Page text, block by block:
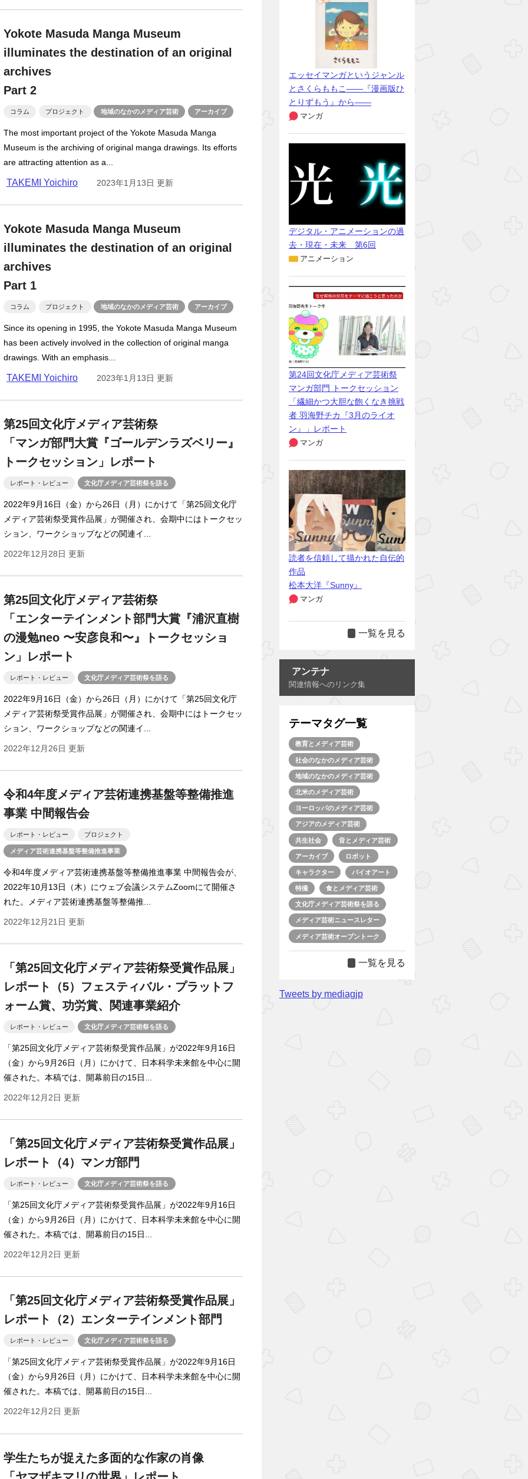
Yokote Masuda Manga Museum
illuminates the destination of an original
archives
Part 2
コラム プロジェクト 地域のなかのメディア芸術 アーカイブ
The most important project of the Yokote Masuda Manga
Museum is the archiving of original manga drawings. Its efforts
are attracting attention as a...
TAKEMI Yoichiro 2023年1月13日 更新
Yokote Masuda Manga Museum
illuminates the destination of an original
archives
Part 1
コラム プロジェクト 地域のなかのメディア芸術 アーカイブ
Since its opening in 1995, the Yokote Masuda Manga Museum
has been actively involved in the collection of original manga
drawings. With an emphasis...
TAKEMI Yoichiro 2023年1月13日 更新
第25回文化庁メディア芸術祭
「マンガ部門大賞『ゴールデンラズベリー』
トークセッション」レポート
レポート・レビュー 文化庁メディア芸術祭を語る
2022年9月16日（金）から26日（月）にかけて「第25回文化庁
メディア芸術祭受賞作品展」が開催され、会期中にはトークセッ
ション、ワークショップなどの関連イ...
2022年12月28日 更新
第25回文化庁メディア芸術祭
「エンターテインメント部門大賞『浦沢直樹
の漫勉neo 〜安彦良和〜』トークセッショ
ン」レポート
レポート・レビュー 文化庁メディア芸術祭を語る
2022年9月16日（金）から26日（月）にかけて「第25回文化庁
メディア芸術祭受賞作品展」が開催され、会期中にはトークセッ
ション、ワークショップなどの関連イ...
2022年12月26日 更新
令和4年度メディア芸術連携基盤等整備推進
事業 中間報告会
レポート・レビュー プロジェクト
メディア芸術連携基盤等整備推進事業
令和4年度メディア芸術連携基盤等整備推進事業 中間報告会が、
2022年10月13日（木）にウェブ会議システムZoomにて開催さ
れた。メディア芸術連携基盤等整備推...
2022年12月21日 更新
「第25回文化庁メディア芸術祭受賞作品展」
レポート（5）フェスティバル・プラットフ
ォーム賞、功労賞、関連事業紹介
レポート・レビュー 文化庁メディア芸術祭を語る
「第25回文化庁メディア芸術祭受賞作品展」が2022年9月16日
（金）から9月26日（月）にかけて、日本科学未来館を中心に開
催された。本稿では、開幕前日の15日...
2022年12月2日 更新
「第25回文化庁メディア芸術祭受賞作品展」
レポート（4）マンガ部門
レポート・レビュー 文化庁メディア芸術祭を語る
「第25回文化庁メディア芸術祭受賞作品展」が2022年9月16日
（金）から9月26日（月）にかけて、日本科学未来館を中心に開
催された。本稿では、開幕前日の15日...
2022年12月2日 更新
「第25回文化庁メディア芸術祭受賞作品展」
レポート（2）エンターテインメント部門
レポート・レビュー 文化庁メディア芸術祭を語る
「第25回文化庁メディア芸術祭受賞作品展」が2022年9月16日
（金）から9月26日（月）にかけて、日本科学未来館を中心に開
催された。本稿では、開幕前日の15日...
2022年12月2日 更新
学生たちが捉えた多面的な作家の肖像
エッセイマンガというジャンル
とさくらももこ――『漫画版ひ
とりずもう』から――
マンガ
デジタル・アニメーションの過
去・現在・未来 第6回
アニメーション
第24回文化庁メディア芸術祭
マンガ部門 トークセッション
「繊細かつ大胆な飽くなき挑戦
者 羽海野チカ『3月のライオ
ン』」レポート
マンガ
読者を信頼して描かれた自伝的
作品
松本大洋『Sunny』
マンガ
一覧を見る
アンテナ
関連情報へのリンク集
テーマタグ一覧
教育とメディア芸術
社会のなかのメディア芸術
地域のなかのメディア芸術
北米のメディア芸術
ヨーロッパのメディア芸術
アジアのメディア芸術
共生社会 音とメディア芸術
アーカイブ ロボット
キャラクター バイオアート
特撮 食とメディア芸術
文化庁メディア芸術祭を語る
メディア芸術ニュースレター
メディア芸術オープントーク
一覧を見る
Tweets by mediagjp